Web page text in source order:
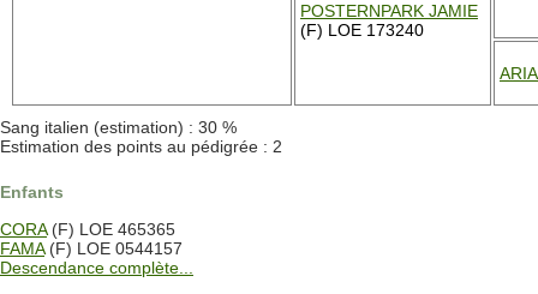
POSTERNPARK JAMIE
(F) LOE 173240
Sang italien (estimation) : 30 %
Estimation des points au pédigrée : 2
Enfants
CORA(F) LOE 465365
FAMA(F) LOE 0544157
Descendance complète...